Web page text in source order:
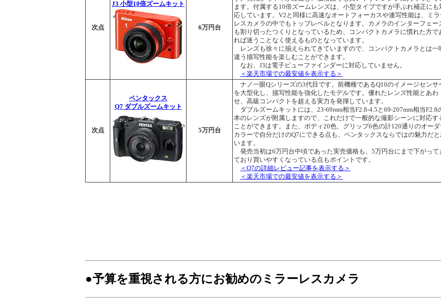
次点
J3 小型10倍ズームキット
6万円台
ます。付属する10倍ズームレンズは、小型タイプですが手ぶれ補正にも
応しています。V2と同様に高速なオートフォーカスや連写性能は、ミラ
レスカメラの中でもトップレベルとなります。カメラのインターフェー
も割り切ったつくりとなっているため、コンパクトカメラに慣れた方で
れば迷うことなく使えるものとなっています。
レンズも徐々に揃えられてきていますので、コンパクトカメラとは一
違う描写性能を楽しむことができます。
なお、J3は電子ビューファインダーに対応していません。
＜楽天市場での最安値を表示する＞
次点
ペンタックス
Q7 ダブルズームキット
5万円台
ナノ一眼Qシリーズの3代目です。前機種であるQ10のイメージセンサ
を大型化し、描写性能を強化したモデルです。優れたレンズ性能とあわ
せ、高級コンパクトを超える実力を発揮しています。
ダブルズームキットには、23-69mm相当F2.8-4.5と69-207mm相当F2.8
本のレンズが附属しますので、これだけで一般的な撮影シーンに対応す
ことができます。また、ボディ20色、グリップ6色の計120通りのオーダ
カラーで自分だけのQ7にできる点も、ペンタックスならではの魅力だと
います。
発売当初は6万円台中頃であった実売価格も、5万円台にまで下がって
ており買いやすくなっている点もポイントです。
＜Q7の詳細レビュー記事を表示する＞
＜楽天市場での最安値を表示する＞
●予算を重視される方にお勧めのミラーレスカメラ